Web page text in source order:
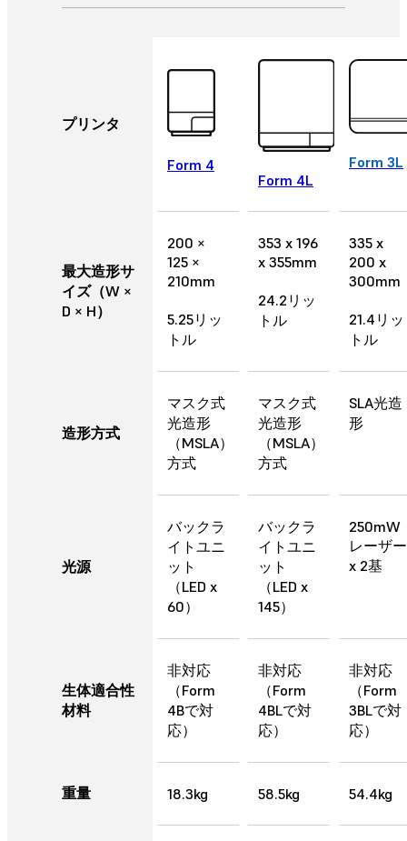
プリンタ
Form 4
Form 4L
Form 3L
最大造形サ
イズ（W ×
D × H）
200 ×
125 ×
210mm
5.25リッ
トル
353 x 196
x 355mm
24.2リッ
トル
335 x
200 x
300mm
21.4リッ
トル
造形方式
マスク式
光造形
（MSLA）
方式
マスク式
光造形
（MSLA）
方式
SLA光造
形
光源
バックラ
イトユニ
ット
（LED x
60）
バックラ
イトユニ
ット
（LED x
145）
250mW
レーザー
x 2基
生体適合性
材料
非対応
（Form
4Bで対
応）
非対応
（Form
4BLで対
応）
非対応
（Form
3BLで対
応）
重量 18.3kg 58.5kg 54.4kg